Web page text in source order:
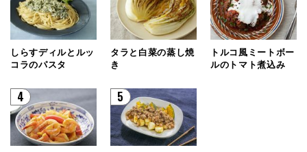
しらすディルとルッ
コラのパスタ
タラと白菜の蒸し焼
き
トルコ風ミートボー
ルのトマト煮込み
4 5